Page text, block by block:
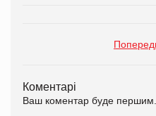
Коментарі
Ваш коментар буде першим.